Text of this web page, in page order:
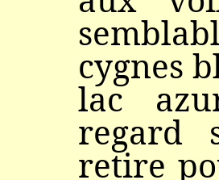
cygnes
lac
regard
retire